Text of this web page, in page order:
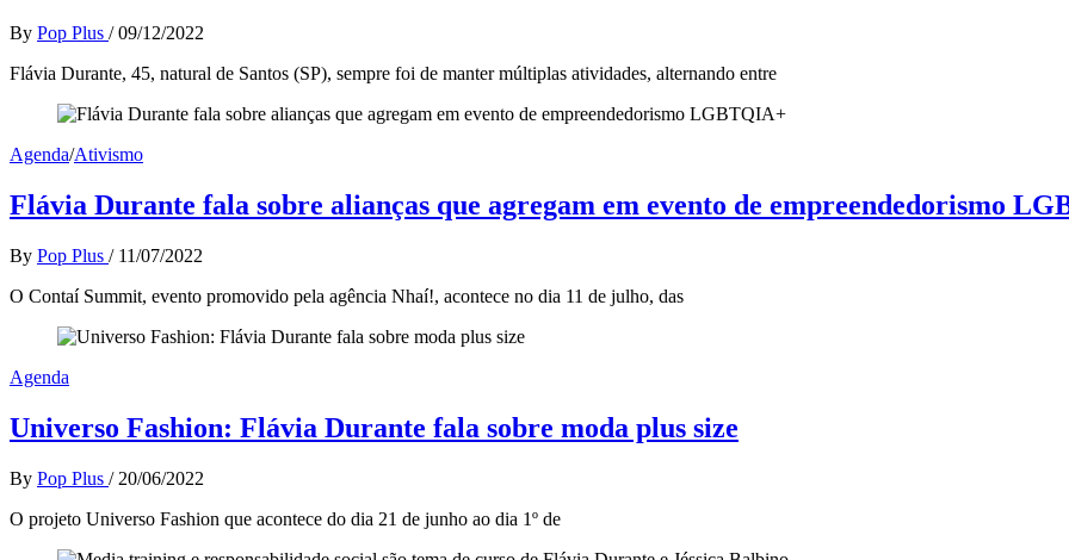
By Pop Plus / 09/12/2022
Flávia Durante, 45, natural de Santos (SP), sempre foi de manter múltiplas atividades, alternando entre
Agenda/Ativismo
Flávia Durante fala sobre alianças que agregam em evento de empreendedorismo
By Pop Plus / 11/07/2022
O Contaí Summit, evento promovido pela agência Nhaí!, acontece no dia 11 de julho, das
Agenda
Universo Fashion: Flávia Durante fala sobre moda plus size
By Pop Plus / 20/06/2022
O projeto Universo Fashion que acontece do dia 21 de junho ao dia 1º de